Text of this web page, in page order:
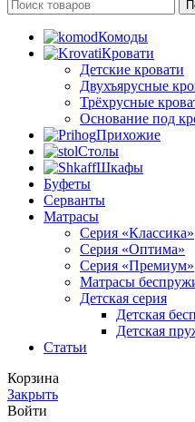
можно
выбрать
на
странице
товара.
Комоды
Кровати
Детские кровати
Двухъярусные
Трёхрусные
Основание под
Прихожие
Столы
Шкафы
Буфеты
Серванты
Матрасы
Серия «Классика»
Серия «Оптима»
Серия «Премиум»
Матрасы
Детская серия
Детская
Детская
Статьи
Корзина
Закрыть
Войти